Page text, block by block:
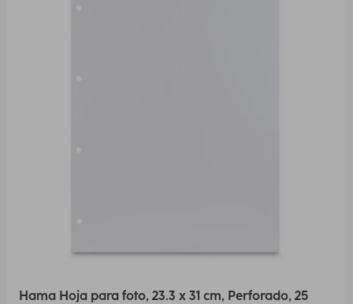
Hama Hoja para foto, 23.3 x 31 cm, Perforado, 25